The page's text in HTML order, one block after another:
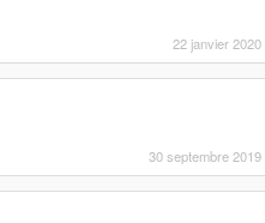
22 janvier 2020
30 septembre 2019